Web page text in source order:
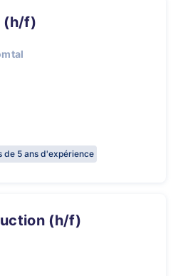
(h/f)
de 5 ans d'expérience
(h/f)